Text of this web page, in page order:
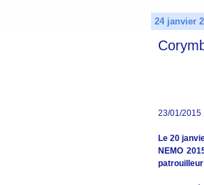
24 janvier
23/01/2015
Le 20
NEMO